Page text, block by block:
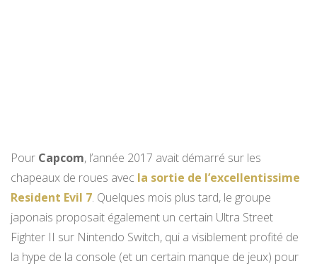
Pour Capcom, l’année 2017 avait démarré sur les
chapeaux de roues avec la sortie de l’excellentissime
Resident Evil 7. Quelques mois plus tard, le groupe
japonais proposait également un certain Ultra Street
Fighter II sur Nintendo Switch, qui a visiblement profité de
la hype de la console (et un certain manque de jeux) pour